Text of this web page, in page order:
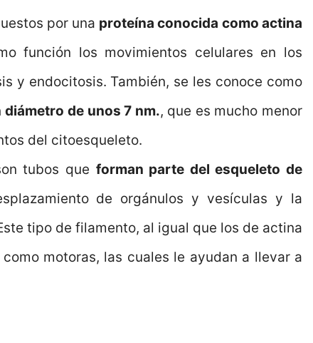
por una proteína conocida como actina
función los movimientos celulares en los
y endocitosis. También, se les conoce como
diámetro de unos 7 nm., que es mucho menor
del citoesqueleto.
tubos que forman parte del esqueleto de
de orgánulos y vesículas y la
tipo de filamento, al igual que los de actina
motoras, las cuales le ayudan a llevar a